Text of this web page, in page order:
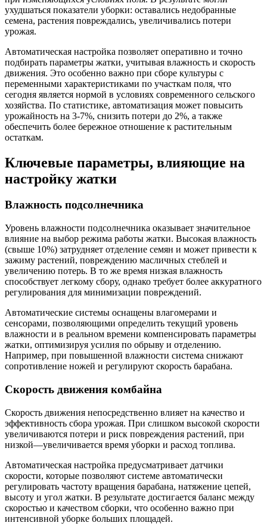
ухудшаться показатели уборки: оставались недобранные
семена, растения повреждались, увеличивались потери
урожая.
Автоматическая настройка позволяет оперативно и точно
подбирать параметры жатки, учитывая влажность и скорость
движения. Это особенно важно при сборе культуры с
переменными характеристиками по участкам поля, что
сегодня является нормой в условиях современного сельского
хозяйства. По статистике, автоматизация может повысить
урожайность на 3-7%, снизить потери до 2%, а также
обеспечить более бережное отношение к растительным
остаткам.
Ключевые параметры, влияющие на
настройку жатки
Влажность подсолнечника
Уровень влажности подсолнечника оказывает значительное
влияние на выбор режима работы жатки. Высокая влажность
(свыше 10%) затрудняет отделение семян и может привести к
зажиму растений, повреждению масличных стеблей и
увеличению потерь. В то же время низкая влажность
способствует легкому сбору, однако требует более аккуратного
регулирования для минимизации повреждений.
Автоматические системы оснащены влагомерами и
сенсорами, позволяющими определить текущий уровень
влажности и в реальном времени компенсировать параметры
жатки, оптимизируя усилия по обрыву и отделению.
Например, при повышенной влажности система снижают
сопротивление ножей и регулируют скорость барабана.
Скорость движения комбайна
Скорость движения непосредственно влияет на качество и
эффективность сбора урожая. При слишком высокой скорости
увеличиваются потери и риск повреждения растений, при
низкой—увеличивается время уборки и расход топлива.
Автоматическая настройка предусматривает датчики
скорости, которые позволяют системе автоматически
регулировать частоту вращения барабана, натяжение цепей,
высоту и угол жатки. В результате достигается баланс между
скоростью и качеством сборки, что особенно важно при
интенсивной уборке больших площадей.